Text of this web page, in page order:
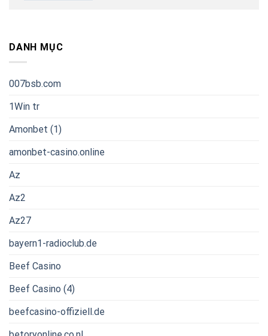
DANH MỤC
007bsb.com
1Win tr
Amonbet (1)
amonbet-casino.online
Az
Az2
Az27
bayern1-radioclub.de
Beef Casino
Beef Casino (4)
beefcasino-offiziell.de